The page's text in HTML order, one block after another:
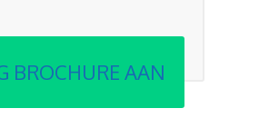
BROCHURE AAN